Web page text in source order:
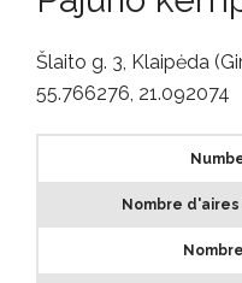
Šlaito g. 3, Klaipėda
55.766276, 21.092074
Nombre